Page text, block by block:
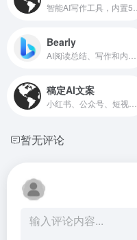
Bearly
稿定AI文案
暂无评论